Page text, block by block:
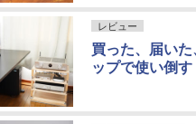
レビュー
買った、届い
ップで使い倒す